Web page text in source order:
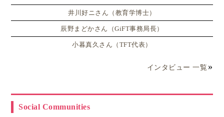
も魅力です。
日本ではできないユニークな体験学習（アクティ
Farm Fresh（牧場体験）
井川好ニさん（教育学博士）
辰野まどかさん（GiFT事務局長）
小暮真久さん（TFT代表）
インタビュー 一覧
Social Communities